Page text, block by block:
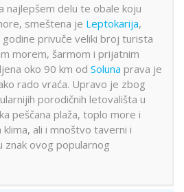
najlepšem delu te obale koju
smeštena je Leptokarija,
privuče veliki broj turista
morem, šarmom i prijatnim
oko 90 km od Soluna prava je
rado vraća. Upravo je zbog
porodičnih letovališta u
peščana plaža, toplo more i
ali i mnoštvo taverni i
znak ovog popularnog